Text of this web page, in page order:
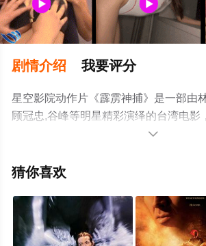
剧情介绍 我要评分
星空影院动作片《霹雳神捕》是一部由
顾冠忠,谷峰等明星精彩演绎的台湾电影
晓（1-1全集），手机免费观看高清未删
猫或剧情网等平台了解。

猜你喜欢